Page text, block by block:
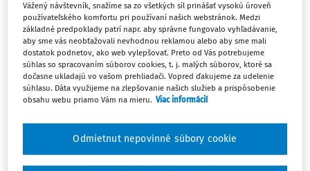
Povinnosti v mzdovej učtárni pri ročnej
uzávierke za rok 2017
Koniec jedného kalendárneho roka a začiatok ďalšieho
kalendárneho roka je jedným z náročnejších období v
mzdovej učtárni. Začiatok kalendárneho roka sa spája
(takmer už s pravidelnosťou) s legislatívnymi zmenami,
ktoré majú priamy vplyv na vedenie a ...
, Ing. Iveta Matlovičová
Vydané:7. 11. 2017 / 37 minút čítania
Vážený návštevník, snažíme sa zo všetkých síl prinášať vysokú úroveň
používateľského komfortu pri používaní našich webstránok. Medzi
základné predpoklady patrí napr. aby správne fungovalo vyhľadávanie,
aby sme vás neobťažovali nevhodnou reklamou alebo aby sme mali
dostatok podnetov, ako web vylepšovať. Preto od Vás potrebujeme
súhlas so spracovaním súborov cookies, t. j. malých súborov, ktoré sa
dočasne ukladajú vo vašom prehliadači. Vopred ďakujeme za udelenie
súhlasu. Dáta využijeme na zlepšovanie našich služieb a prispôsobenie
obsahu webu priamo Vám na mieru. Viac informácií
Odmietnut nepovinné súbory cookie